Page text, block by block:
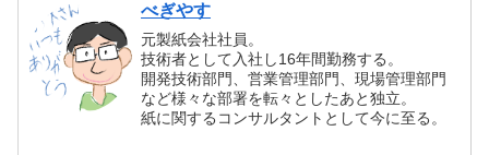
べぎやす
元製紙会社社員。
技術者として入社し16年間勤務する。
開発技術部門、営業管理部門、現場管理部門
など様々な部署を転々としたあと独立。
紙に関するコンサルタントとして今に至る。